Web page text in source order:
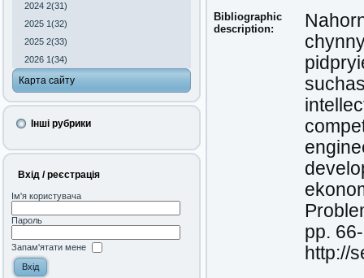
2024 2(31)
2025 1(32)
2025 2(33)
2026 1(34)
Карта сайту
Інші рубрики
Вхід / реєстрація
Ім'я користувача
Пароль
Запам'ятати мене
Bibliographic
description:
pp.
http://